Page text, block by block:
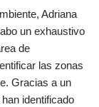
Adriana
un exhaustivo
de
las zonas
Gracias a un
identificado